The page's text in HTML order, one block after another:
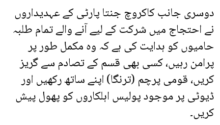
دوسری جانب کاکروچ جنتا پارٹی کے عہدیداروں
نے احتجاج میں شرکت کے لیے آنے والے تمام طلبہ
حامیوں کو ہدایت کی ہے کہ وہ مکمل طور پر
پرامن رہیں، کسی بھی قسم کے تصادم سے گریز
کریں، قومی پرچم (ترنگا) اپنے ساتھ رکھیں اور
ڈیوٹی پر موجود پولیس اہلکاروں کو پھول پیش
کریں۔